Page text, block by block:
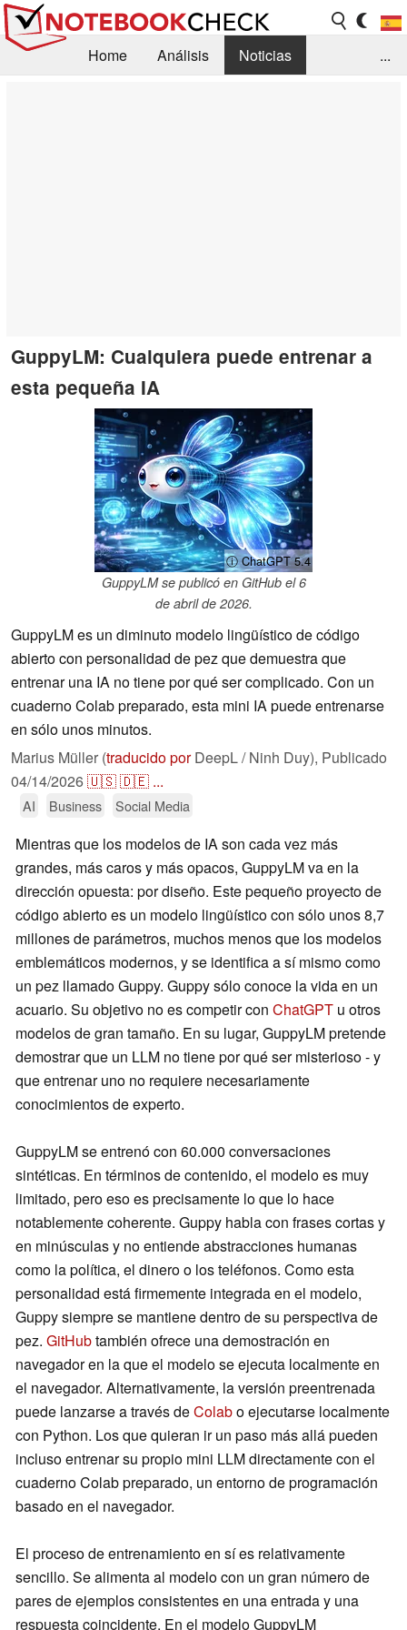
Home Análisis
Noticias
...
GuppyLM: Cualquiera puede entrenar a
esta pequeña IA
ⓘ ChatGPT 5.4
GuppyLM se publicó en GitHub el 6
de abril de 2026.
GuppyLM es un diminuto modelo lingüístico de código
abierto con personalidad de pez que demuestra que
entrenar una IA no tiene por qué ser complicado. Con un
cuaderno Colab preparado, esta mini IA puede entrenarse
en sólo unos minutos.
Marius Müller (traducido porDeepL / Ninh Duy), Publicado
04/14/2026🇺🇸🇩🇪 ...
AI Business Social Media
Mientras que los modelos de IA son cada vez más
grandes, más caros y más opacos, GuppyLM va en la
dirección opuesta: por diseño. Este pequeño proyecto de
código abierto es un modelo lingüístico con sólo unos 8,7
millones de parámetros, muchos menos que los modelos
emblemáticos modernos, y se identifica a sí mismo como
un pez llamado Guppy. Guppy sólo conoce la vida en un
acuario. Su objetivo no es competir con ChatGPT u otros
modelos de gran tamaño. En su lugar, GuppyLM pretende
demostrar que un LLM no tiene por qué ser misterioso - y
que entrenar uno no requiere necesariamente
conocimientos de experto.
GuppyLM se entrenó con 60.000 conversaciones
sintéticas. En términos de contenido, el modelo es muy
limitado, pero eso es precisamente lo que lo hace
notablemente coherente. Guppy habla con frases cortas y
en minúsculas y no entiende abstracciones humanas
como la política, el dinero o los teléfonos. Como esta
personalidad está firmemente integrada en el modelo,
Guppy siempre se mantiene dentro de su perspectiva de
pez. GitHubtambién ofrece una demostración en
navegador en la que el modelo se ejecuta localmente en
el navegador. Alternativamente, la versión preentrenada
puede lanzarse a través deColabo ejecutarse localmente
con Python. Los que quieran ir un paso más allá pueden
incluso entrenar su propio mini LLM directamente con el
cuaderno Colab preparado, un entorno de programación
basado en el navegador.
El proceso de entrenamiento en sí es relativamente
sencillo. Se alimenta al modelo con un gran número de
pares de ejemplos consistentes en una entrada y una
respuesta coincidente. En el modelo GuppyLM